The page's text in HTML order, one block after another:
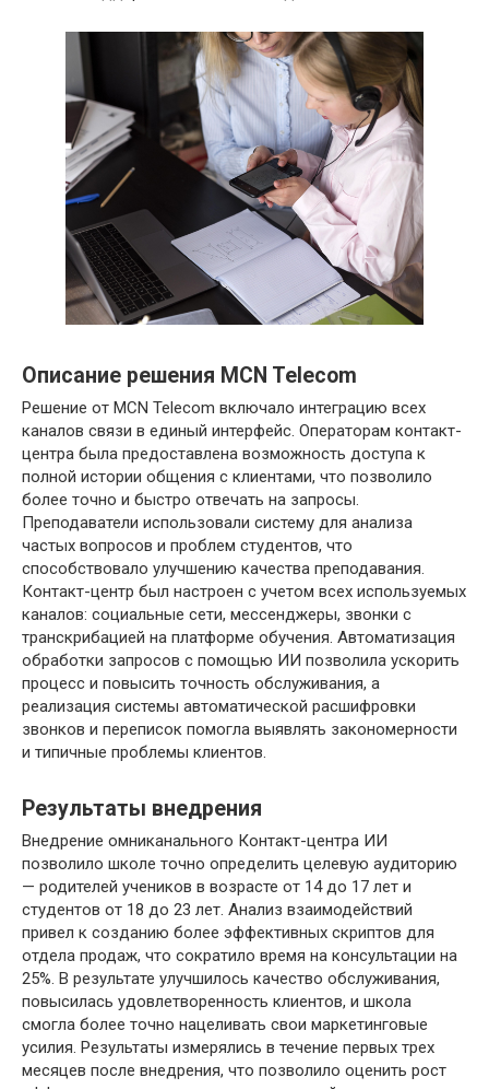
Описание решения MCN Telecom
Решение от MCN Telecom включало интеграцию всех
каналов связи в единый интерфейс. Операторам контакт-
центра была предоставлена возможность доступа к
полной истории общения с клиентами, что позволило
более точно и быстро отвечать на запросы.
Преподаватели использовали систему для анализа
частых вопросов и проблем студентов, что
способствовало улучшению качества преподавания.
Контакт-центр был настроен с учетом всех используемых
каналов: социальные сети, мессенджеры, звонки с
транскрибацией на платформе обучения. Автоматизация
обработки запросов с помощью ИИ позволила ускорить
процесс и повысить точность обслуживания, а
реализация системы автоматической расшифровки
звонков и переписок помогла выявлять закономерности
и типичные проблемы клиентов.
Результаты внедрения
Внедрение омниканального Контакт-центра ИИ
позволило школе точно определить целевую аудиторию
— родителей учеников в возрасте от 14 до 17 лет и
студентов от 18 до 23 лет. Анализ взаимодействий
привел к созданию более эффективных скриптов для
отдела продаж, что сократило время на консультации на
25%. В результате улучшилось качество обслуживания,
повысилась удовлетворенность клиентов, и школа
смогла более точно нацеливать свои маркетинговые
усилия. Результаты измерялись в течение первых трех
месяцев после внедрения, что позволило оценить рост